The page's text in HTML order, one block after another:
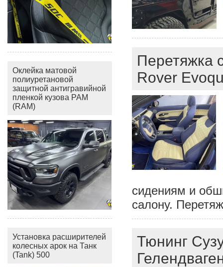
Оклейка матовой
полиуретановой
защитной антигравийной
пленкой кузова РАМ
(RAM)
Установка расширителей
колесных арок на Танк
(Tank) 500
Перетяжка
Rover
сидениям и
салону.
Тюнинг